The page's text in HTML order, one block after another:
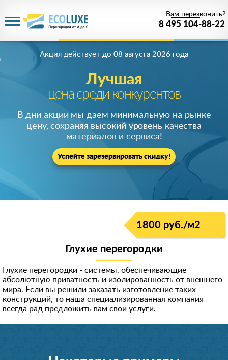
8 495 104-88-22
Вам перезвонить?
Лучшая
цена среди конкурентов
Акция действует до 08 августа 2026 года
В дни акции мы даем минимальную на рынке
цену, сохраняя высокий уровень качества
материалов и сервиса!
Успейте зарезервировать скидку!
1800 руб./м2
Глухие перегородки
Глухие перегородки - системы, обеспечивающие
абсолютную приватность и изолированность от внешнего
мира. Если вы решили заказать изготовление таких
конструкций, то наша специализированная компания
всегда рад предложить вам свои услуги.